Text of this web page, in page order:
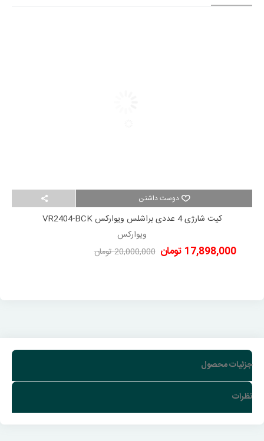
دوست داشتن
کیت شارژی 4 عددی براشلس ویوارکس VR2404-BCK
ویوارکس
17,898,000 تومان 20,000,000 تومان
جزئیات محصول
نظرات